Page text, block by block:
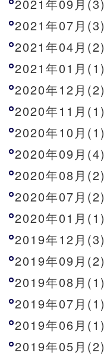
2021年09月(3)
2021年07月(3)
2021年04月(2)
2021年01月(1)
2020年12月(2)
2020年11月(1)
2020年10月(1)
2020年09月(4)
2020年08月(2)
2020年07月(2)
2020年01月(1)
2019年12月(3)
2019年09月(2)
2019年08月(1)
2019年07月(1)
2019年06月(1)
2019年05月(2)